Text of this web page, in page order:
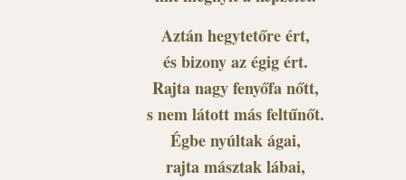
Aztán hegytetőre ért,
és bizony az égig ért.
Rajta nagy fenyőfa nőtt,
s nem látott más feltűnőt.
Égbe nyúltak ágai,
rajta másztak lábai,